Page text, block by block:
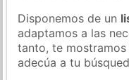
Disponemos de un
adaptamos a las
tanto, te
adecúa a tu